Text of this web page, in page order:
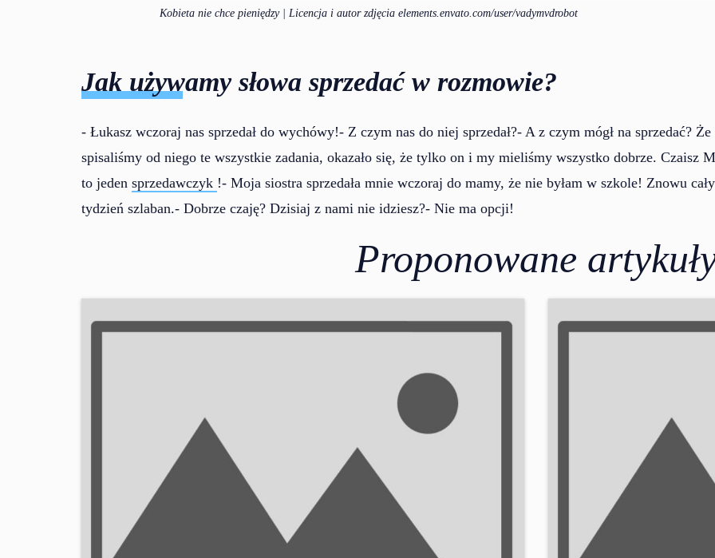
Kobieta nie chce pieniędzy | Licencja i autor zdjęcia elements.envato.com/user/vadymvdrobot
Jak używamy słowa sprzedać w rozmowie?
- Łukasz wczoraj nas sprzedał do wychówy!- Z czym nas do niej sprzedał?- A z czym mógł na sprzedać? Że
spisaliśmy od niego te wszystkie zadania, okazało się, że tylko on i my mieliśmy wszystko dobrze. Czaisz
to jeden sprzedawczyk !- Moja siostra sprzedała mnie wczoraj do mamy, że nie byłam w szkole! Znowu cały
tydzień szlaban.- Dobrze czaję? Dzisiaj z nami nie idziesz?- Nie ma opcji!
Proponowane